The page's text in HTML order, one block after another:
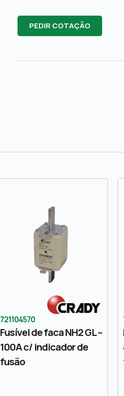
PEDIR COTAÇÃO
721104570
Fusível de faca NH2 GL –
100A c/ indicador de
fusão